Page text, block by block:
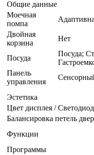
Общие данные
Моечная
помпа
Двойная
корзина
Нет
Посуда
Посуда;
Панель
управления
Эстетика
Цвет дисплея /
Балансировка петель
Функции
Программы